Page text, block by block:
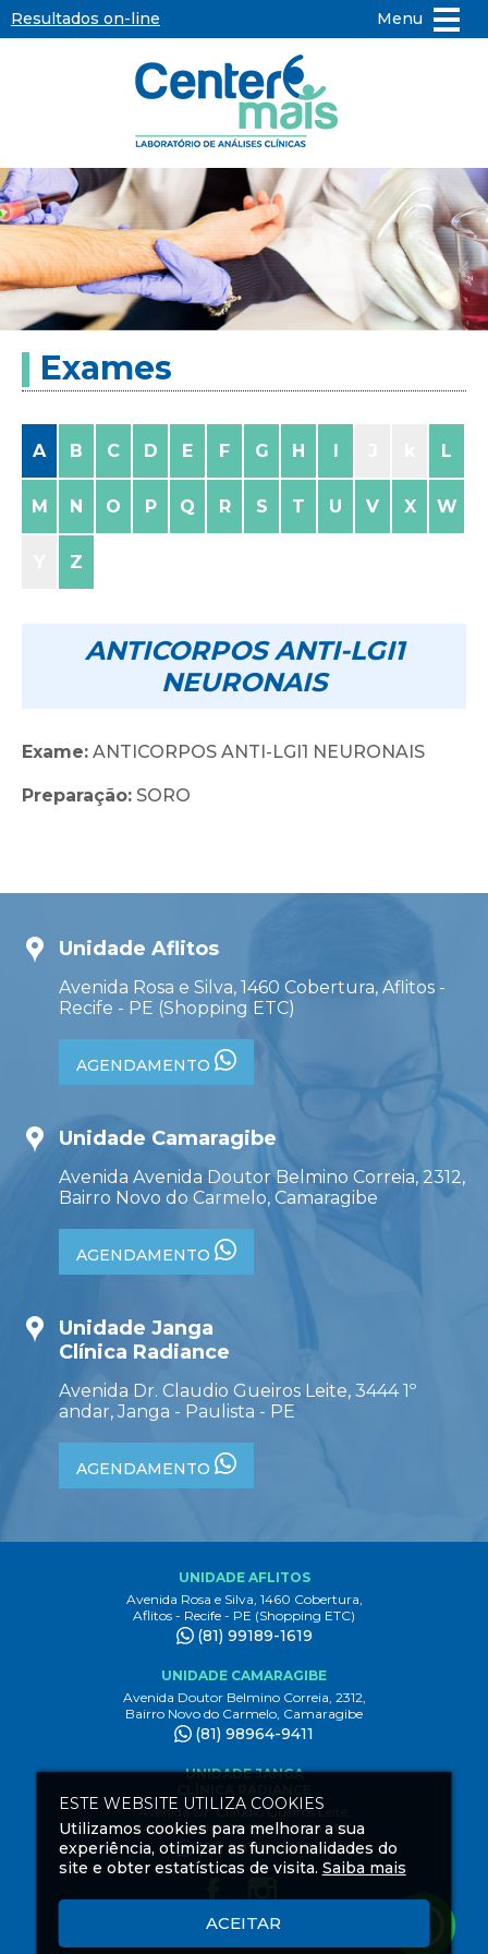
Resultados on-line Menu
Center
Mais
-
Laboratório
Análises
Exames
A B C D E F G H I L
M N O P Q R S T U V X W
Z
ANTICORPOS ANTI-LGI1
NEURONAIS
Exame: ANTICORPOS ANTI-LGI1 NEURONAIS
Preparação: SORO
Unidade Aflitos
Avenida Rosa e Silva, 1460 Cobertura, Aflitos -
Recife - PE (Shopping ETC)
AGENDAMENTO
Unidade Camaragibe
Avenida Avenida Doutor Belmino Correia, 2312,
Bairro Novo do Carmelo, Camaragibe
AGENDAMENTO
Unidade Janga
Clínica Radiance
Avenida Dr. Claudio Gueiros Leite, 3444 1º
andar, Janga - Paulista - PE
AGENDAMENTO
UNIDADE AFLITOS
Avenida Rosa e Silva, 1460 Cobertura,
Aflitos - Recife - PE (Shopping ETC)
(81) 99189-1619
UNIDADE CAMARAGIBE
Avenida Doutor Belmino Correia, 2312,
Bairro Novo do Carmelo, Camaragibe
(81) 98964-9411
UNIDADE JANGA
Avenida Dr. Claudio Gueiros Leite,
3444 1º andar, Janga Paulista - PE
(81) 99189-1619
Criação
ESTE WEBSITE UTILIZA COOKIES
Utilizamos cookies para melhorar a sua
experiência, otimizar as funcionalidades do
site e obter estatísticas de visita. Saiba mais
ACEITAR